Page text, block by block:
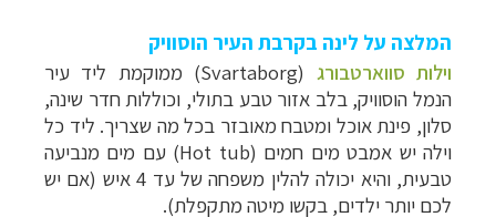
המלצה על לינה בקרבת העיר הוסוויק
וילות סווארטבורג
(Svartaborg) ממוקמת ליד עיר
הנמל הוסוויק, בלב אזור טבע בתולי, וכוללות חדר שינה,
סלון, פינת אוכל ומטבח מאובזר בכל מה שצריך. ליד כל
וילה יש אמבט מים חמים (Hot tub) עם מים מנביעה
טבעית, והיא יכולה להלין משפחה של עד 4 איש (אם יש
לכם יותר ילדים, בקשו מיטה מתקפלת).